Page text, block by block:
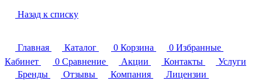
Назад к списку
Главная Каталог 0 Корзина 0 Избранные
Кабинет
0 Сравнение Акции Контакты
Услуги
Бренды
Отзывы Компания
Лицензии